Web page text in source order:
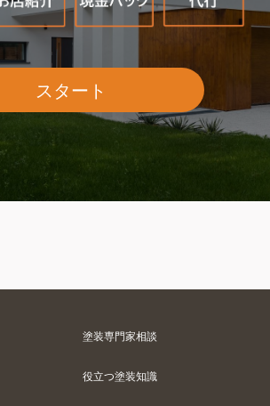
スタート
塗装専門家相談
役立つ塗装知識